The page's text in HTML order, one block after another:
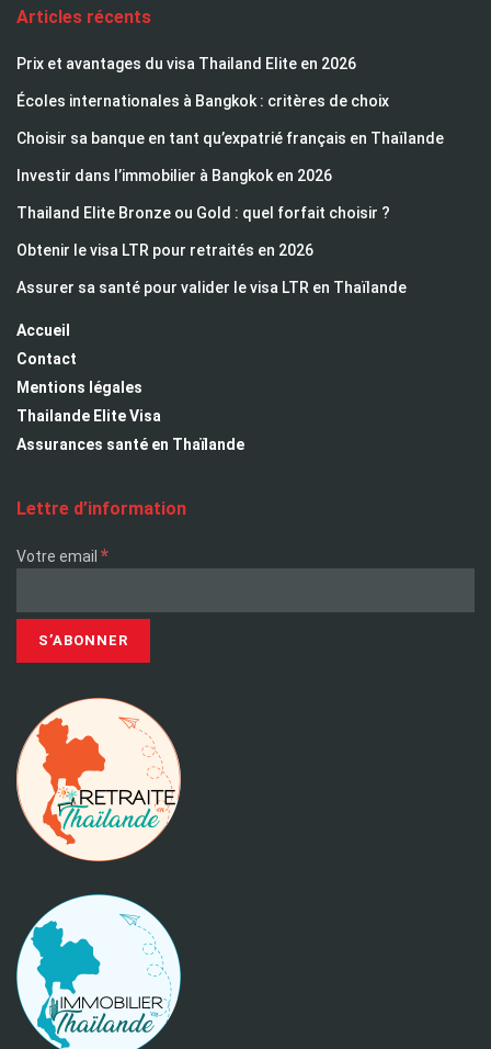
Articles récents
Prix et avantages du visa Thailand Elite en 2026
Écoles internationales à Bangkok : critères de choix
Choisir sa banque en tant qu’expatrié français en Thaïlande
Investir dans l’immobilier à Bangkok en 2026
Thailand Elite Bronze ou Gold : quel forfait choisir ?
Obtenir le visa LTR pour retraités en 2026
Assurer sa santé pour valider le visa LTR en Thaïlande
Accueil
Contact
Mentions légales
Thailande Elite Visa
Assurances santé en Thaïlande
Lettre d’information
Votre email *